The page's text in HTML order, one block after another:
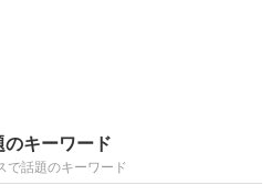
のキーワード
で話題のキーワード